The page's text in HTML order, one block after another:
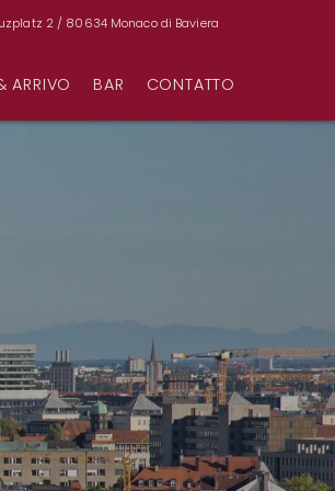
2 / 80634 Monaco di Baviera
ARRIVO BAR CONTATTO